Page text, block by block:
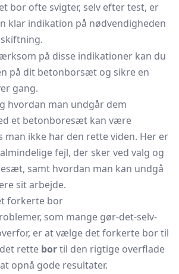
bor ofte svigter, selv efter test, er
klar indikation på nødvendigheden
på disse indikationer kan du
på dit betonborsæt og sikre en
gang.
hvordan man undgår dem
et betonboresæt kan være
man ikke har den rette viden. Her er
fejl, der sker ved valg og
samt hvordan man kan undgå
sit arbejde.
forkerte bor
som mange gør-det-selv-
er at vælge det forkerte bor til
rette bortil den rigtige overflade
opnå gode resultater.